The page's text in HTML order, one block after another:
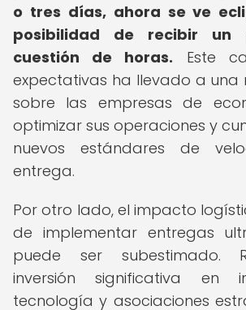
o tres días, ahora se ve
posibilidad de recibir un
cuestión de horas. Este
expectativas ha llevado a una
sobre las empresas de
optimizar sus operaciones y
nuevos estándares de
entrega.
Por otro lado, el impacto
de implementar entregas
puede ser subestimado.
inversión significativa en
tecnología y asociaciones